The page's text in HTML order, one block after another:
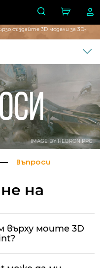
създайте 3D модели за 3D-
IMAGE BY HEBRON PPG
Въпроси
на
върху моите 3D